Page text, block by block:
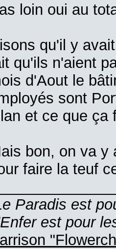
loin oui au
qu'il y
qu'ils n'aient
d'Aout le
sont
et ce que ça
bon, on va y
faire la teuf
Paradis est
est pour